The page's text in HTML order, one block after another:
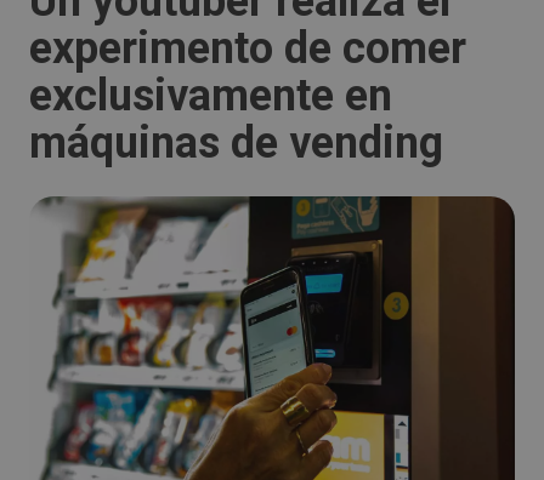
experimento de comer
exclusivamente en
máquinas de vending